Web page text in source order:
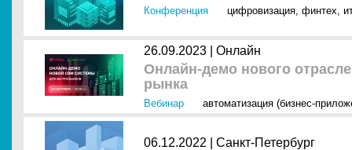
Конференция цифровизация, финтех,
26.09.2023 | Онлайн
Онлайн-демо нового
рынка
Вебинар автоматизация (бизнес-
06.12.2022 | Санкт-Петербург